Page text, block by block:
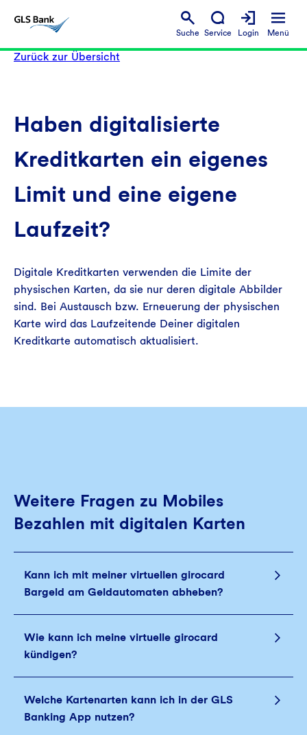
Suche Service Login Menü
Zurück zur Übersicht
Haben digitalisierte
Kreditkarten ein eigenes
Limit und eine eigene
Laufzeit?
Digitale Kreditkarten verwenden die Limite der
physischen Karten, da sie nur deren digitale Abbilder
sind. Bei Austausch bzw. Erneuerung der physischen
Karte wird das Laufzeitende Deiner digitalen
Kreditkarte automatisch aktualisiert.
Weitere Fragen zu Mobiles
Bezahlen mit digitalen Karten
Kann ich mit meiner virtuellen girocard
Bargeld am Geldautomaten abheben?
Wie kann ich meine virtuelle girocard
kündigen?
Welche Kartenarten kann ich in der GLS
Banking App nutzen?